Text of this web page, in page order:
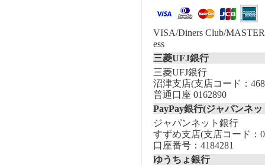
VISA/Diners Club/
ess
三菱UFJ銀行
三菱UFJ銀行
沼津支店(支店コード：
普通口座 0162890
PayPay銀行(ジャパンネ
ジャパンネット銀行
すずめ支店(支店コード：
口座番号：4184281
ゆうちょ銀行